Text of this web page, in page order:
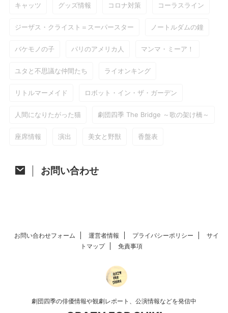
キャッツ グッズ情報 コロナ対策 コーラスライン
ジーザス・クライスト＝スーパースター ノートルダムの鐘
バケモノの子 パリのアメリカ人 マンマ・ミーア！
ユタと不思議な仲間たち ライオンキング
リトルマーメイド ロボット・イン・ザ・ガーデン
人間になりたがった猫 劇団四季 The Bridge ～歌の架け橋～
座席情報 演出 美女と野獣 香盤表
お問い合わせ
お問い合わせフォーム 運営者情報 プライバシーポリシー
サイ
トマップ
免責事項
劇団四季の俳優情報や観劇レポート、公演情報などを発信中